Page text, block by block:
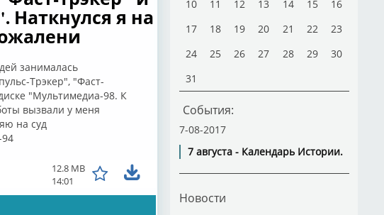
я на
занималась
Трэкер", "Фаст-
"Мультимедиа-98. К
вызвали у меня
на суд
12.8 MB
14:01
10
11 12 13 14 15
16
17
18 19 20 21 22
23
24
25 26 27 28 29
30
31
События:
7-08-2017
7 августа - Календарь Истории.
Новости